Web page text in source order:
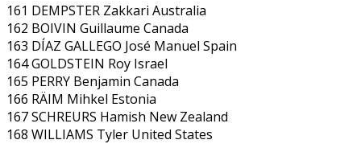
161 DEMPSTER Zakkari Australia
162 BOIVIN Guillaume Canada
163 DÍAZ GALLEGO José Manuel Spain
164 GOLDSTEIN Roy Israel
165 PERRY Benjamin Canada
166 RÄIM Mihkel Estonia
167 SCHREURS Hamish New Zealand
168 WILLIAMS Tyler United States